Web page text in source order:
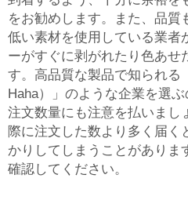
をお勧めします。また、品質
低い素材を使用している業者
ーがすぐに剥がれたり色あせ
す。高品質な製品で知られる
Haha）」のような企業を選ぶ
注文数量にも注意を払いまし
際に注文した数より多く届く
かりしてしまうことがありま
確認してください。